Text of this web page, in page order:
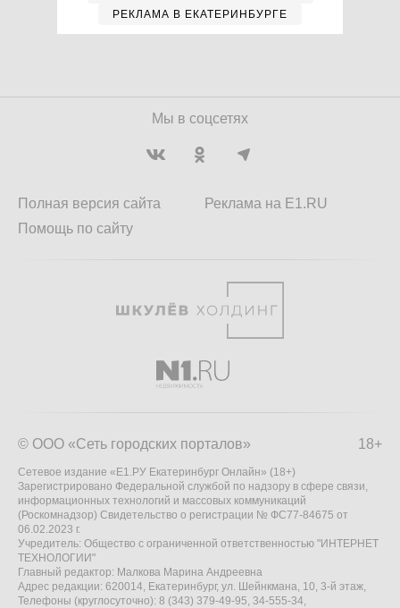
РЕКЛАМА В ЕКАТЕРИНБУРГЕ
Мы в соцсетях
Полная версия сайта
Помощь по сайту
Реклама на E1.RU
18+
© ООО «Сеть городских порталов»
Сетевое издание «Е1.РУ Екатеринбург Онлайн» (18+)
Зарегистрировано Федеральной службой по надзору в сфере связи,
информационных технологий и массовых коммуникаций
(Роскомнадзор) Свидетельство о регистрации № ФС77-84675 от
06.02.2023 г.
Учредитель: Общество с ограниченной ответственностью "ИНТЕРНЕТ
ТЕХНОЛОГИИ"
Главный редактор: Малкова Марина Андреевна
Адрес редакции: 620014, Екатеринбург, ул. Шейнкмана, 10, 3-й этаж,
Телефоны (круглосуточно): 8 (343) 379-49-95, 34-555-34,